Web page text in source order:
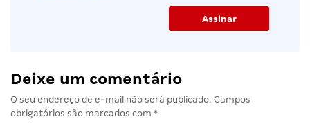
Deixe um comentário
O seu endereço de e-mail não será publicado. Campos
obrigatórios são marcados com *